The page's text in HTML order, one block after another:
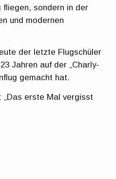
fliegen, sondern in der
und modernen
der letzte Flugschüler
Jahren auf der „Charly-
gemacht hat.
erste Mal vergisst